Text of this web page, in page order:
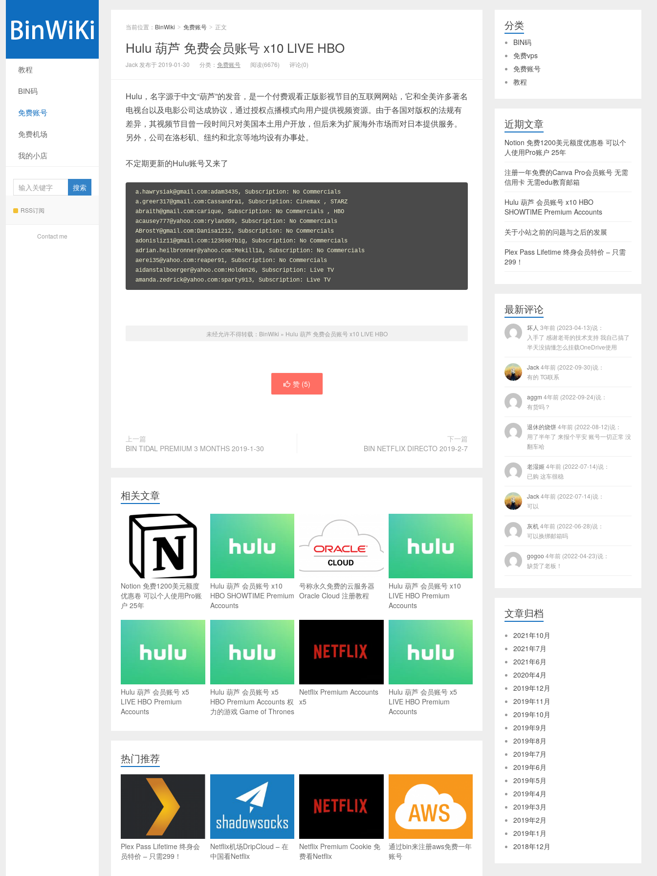
教程
BIN码
免费账号
免费机场
我的小店
RSS订阅
Contact me
当前位置： BinWiki > 免费账号 > 正文
Hulu 葫芦 免费会员账号 x10 LIVE HBO
Jack 发布于 2019-01-30 分类： 免费账号 阅读(6676) 评论(0)
Hulu，名字源于中文“葫芦”的发音，是一个付费观看正版影视节目的互联网网站，它和全美许多著名
电视台以及电影公司达成协议，通过授权点播模式向用户提供视频资源。由于各国对版权的法规有
差异，其视频节目曾一段时间只对美国本土用户开放，但后来为扩展海外市场而对日本提供服务。
另外，公司在洛杉矶、纽约和北京等地均设有办事处。
不定期更新的Hulu账号又来了
a.hawrysiak@gmail.com
a.greer317@gmail.com
abraith@gmail.com
acausey777@yahoo.com
ABrostY@gmail.com
adonisliz11@gmail.com
adrian.heilbronner@yahoo.com
aerei35@yahoo.com
aidanstalboerger@yahoo.com
amanda.zedrick@yahoo.com :sparty913, Subscription: Live TV
未经允许不得转载： BinWiki » Hulu 葫芦 免费会员账号 x10 LIVE HBO
赞 (5)
上一篇
BIN TIDAL PREMIUM 3 MONTHS 2019-1-30
下一篇
BIN NETFLIX DIRECTO 2019-2-7
相关文章
Notion 免费1200美元额度
优惠卷 可以个人使用Pro账
户 25年
Hulu 葫芦 会员账号 x10
HBO SHOWTIME Premium
Accounts
号称永久免费的云服务器
Oracle Cloud 注册教程
Hulu 葫芦 会员账号 x10
LIVE HBO Premium
Accounts
Hulu 葫芦 会员账号 x5
LIVE HBO Premium
Accounts
Hulu 葫芦 会员账号 x5
HBO Premium Accounts 权
力的游戏 Game of Thrones
Netflix Premium Accounts
x5
Hulu 葫芦 会员账号 x5
LIVE HBO Premium
Accounts
热门推荐
Plex Pass Lifetime 终身会
员特价 – 只需299！
Netflix机场DripCloud – 在
中国看Netflix
Netflix Premium Cookie 免
费看Netflix
通过bin来注册aws免费一年
账号
分类
BIN码
免费vps
免费账号
教程
近期文章
Notion 免费1200美元额度优惠卷 可以个
人使用Pro账户 25年
注册一年免费的Canva Pro会员账号 无需
信用卡 无需edu教育邮箱
Hulu 葫芦 会员账号 x10 HBO
SHOWTIME Premium Accounts
关于小站之前的问题与之后的发展
Plex Pass Lifetime 终身会员特价 – 只需
299！
最新评论
坏人 3年前 (2023-04-13)说：
入手了 感谢老哥的技术支持 我自己搞了
半天没搞懂怎么挂载OneDrive使用
Jack4年前 (2022-09-30)说：
有的 TG联系
aggm 4年前 (2022-09-24)说：
有货吗？
退休的烧饼4年前 (2022-08-12)说：
用了半年了 来报个平安 账号一切正常 没
翻车哈
老湿姬4年前 (2022-07-14)说：
已购 这车很稳
Jack4年前 (2022-07-14)说：
可以
灰机4年前 (2022-06-28)说：
可以换绑邮箱吗
gogoo 4年前 (2022-04-23)说：
缺货了老板！
文章归档
2021年10月
2021年7月
2021年6月
2020年4月
2019年12月
2019年11月
2019年10月
2019年9月
2019年8月
2019年7月
2019年6月
2019年5月
2019年4月
2019年3月
2019年2月
2019年1月
2018年12月